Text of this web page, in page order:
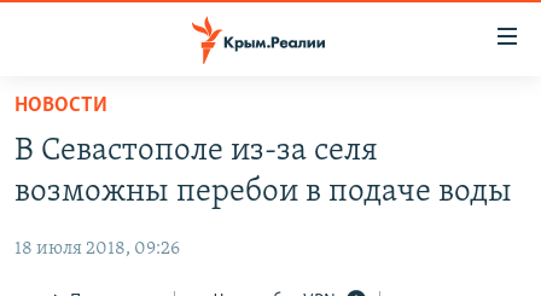
Вернуться
основному
содержанию
КАРТА ВОЕННЫХ ОБЪЕКТОВ КРЫМА
ИСТОРИЯ
НОВОСТИ
В Севастополе из-за селя
возможны перебои в подаче воды
18 июля 2018, 09:26